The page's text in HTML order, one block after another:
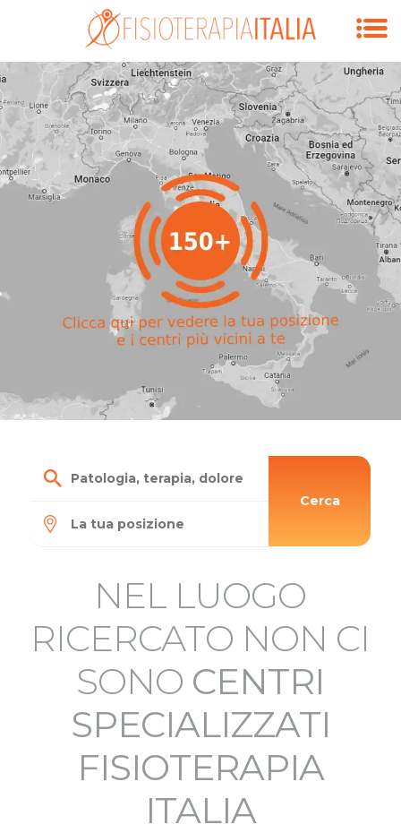
Cerca
NEL LUOGO
RICERCATO NON CI
SONO CENTRI
SPECIALIZZATI
FISIOTERAPIA
ITALIA